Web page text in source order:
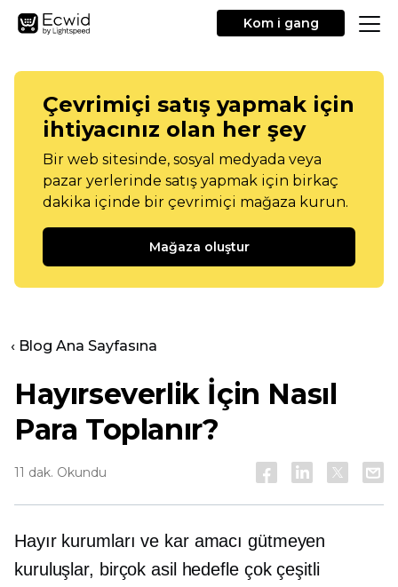
Kom i gang
Çevrimiçi satış yapmak için
ihtiyacınız olan her şey
Bir web sitesinde, sosyal medyada veya
pazar yerlerinde satış yapmak için birkaç
dakika içinde bir çevrimiçi mağaza kurun.
Mağaza oluştur
‹ Blog Ana Sayfasına
Hayırseverlik İçin Nasıl
Para Toplanır?
11 dak. Okundu
Hayır kurumları ve kar amacı gütmeyen
kuruluşlar, birçok asil hedefle çok çeşitli